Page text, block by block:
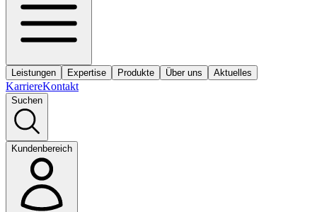
Leistungen Expertise Produkte Über uns Aktuelles
KarriereKontakt
Suchen
Kundenbereich